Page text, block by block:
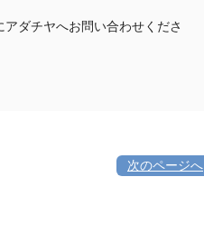
ダチヤへお問い合わせくださ
次のページへ